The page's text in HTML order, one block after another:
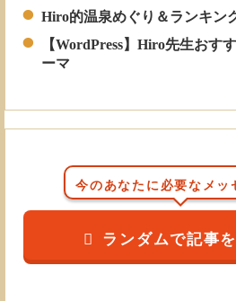
Hiro的温泉めぐり＆ランキン
【WordPress】Hiro先生おす
ーマ
今のあなたに必要なメッ
ランダムで記事